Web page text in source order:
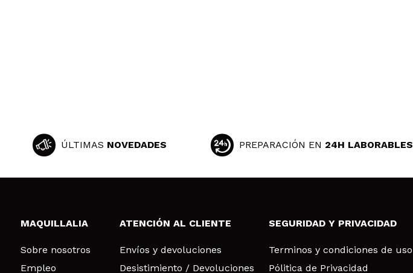
ÚLTIMAS NOVEDADES PREPARACIÓN EN 24H LABORABLES
MAQUILLALIA
Sobre nosotros
Empleo
ATENCIÓN AL CLIENTE
Envíos y devoluciones
Desistimiento / Devoluciones
SEGURIDAD Y PRIVACIDAD
Terminos y condiciones de uso
Pólitica de Privacidad